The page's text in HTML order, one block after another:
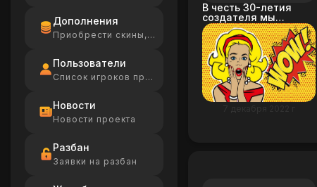
Дополнения
Приобрести скины, Ammo
Пользователи
Список игроков проекта
Новости
Новости проекта
Разбан
Заявки на разбан
В честь 30-летия
создателя мы
решили сделать
скидку 30 % на все
платные услуги на
нашем сайте